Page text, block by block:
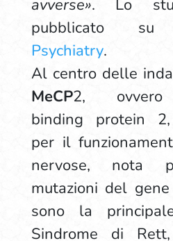
avverse». Lo
pubblicato
Psychiatry.
Al centro delle
MeCP2, ovvero
binding protein
per il
nervose, nota
mutazioni del
sono la
Sindrome di